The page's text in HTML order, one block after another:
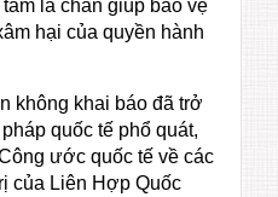
lá chắn giúp bảo vệ
hại của quyền hành
không khai báo đã trở
quốc tế phổ quát,
ước quốc tế về các
của Liên Hợp Quốc